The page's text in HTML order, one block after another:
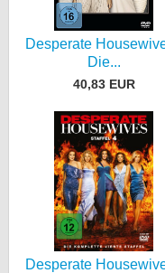
Desperate
Die...
40,83 EUR
Desperate